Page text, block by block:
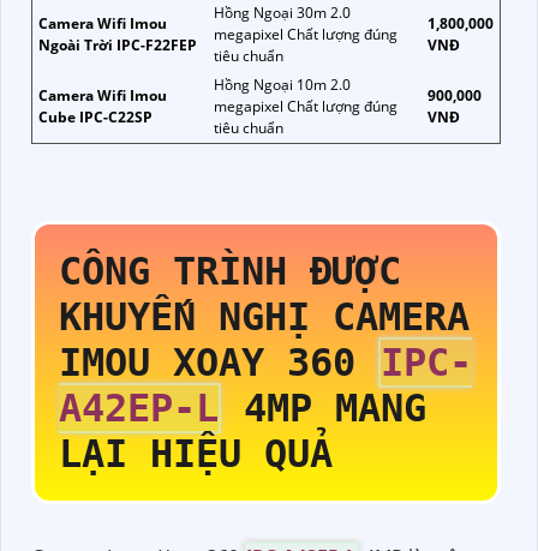
Camera Wifi Imou
Ngoài Trời IPC-F22FEP
Hồng Ngoại 30m 2.0
megapixel Chất lượng đúng
tiêu chuẩn
1,800,000
VNĐ
Camera Wifi Imou
Cube IPC-C22SP
Hồng Ngoại 10m 2.0
megapixel Chất lượng đúng
tiêu chuẩn
900,000
VNĐ
CÔNG TRÌNH ĐƯỢC
KHUYẾN NGHỊ CAMERA
IMOU XOAY 360
IPC-
A42EP-L 4MP MANG
LẠI HIỆU QUẢ